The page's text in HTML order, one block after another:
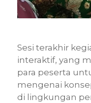
Sesi terakhir
interaktif, yang
para peserta
mengenai
di lingkungan